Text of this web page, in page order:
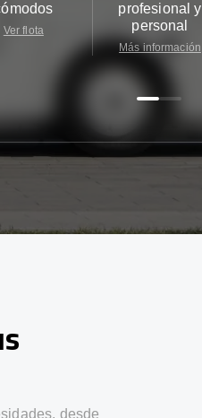
Ver flota
profesional y
personal
Más información
desde